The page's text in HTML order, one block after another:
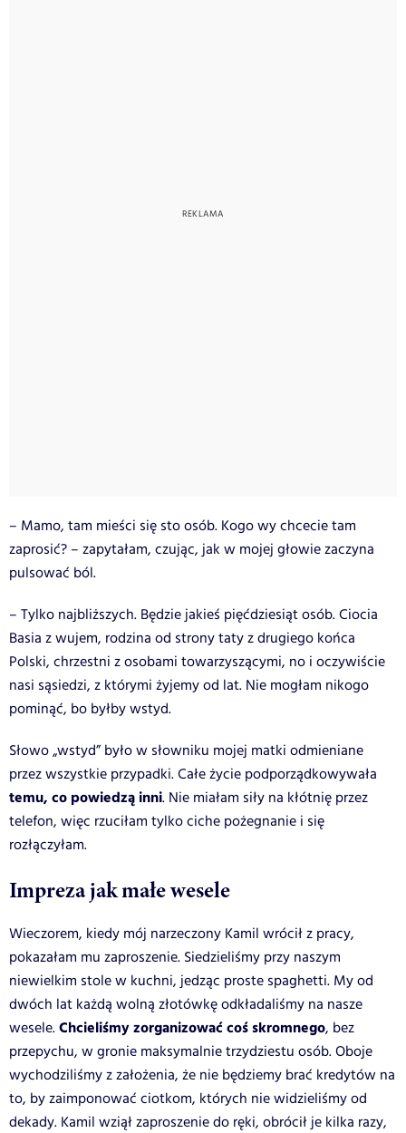
– Mamo, tam mieści się sto osób. Kogo wy chcecie tam
zaprosić? – zapytałam, czując, jak w mojej głowie zaczyna
pulsować ból.
– Tylko najbliższych. Będzie jakieś pięćdziesiąt osób. Ciocia
Basia z wujem, rodzina od strony taty z drugiego końca
Polski, chrzestni z osobami towarzyszącymi, no i oczywiście
nasi sąsiedzi, z którymi żyjemy od lat. Nie mogłam nikogo
pominąć, bo byłby wstyd.
Słowo „wstyd” było w słowniku mojej matki odmieniane
przez wszystkie przypadki. Całe życie podporządkowywała
temu, co powiedzą inni. Nie miałam siły na kłótnię przez
telefon, więc rzuciłam tylko ciche pożegnanie i się
rozłączyłam.
Impreza jak małe wesele
Wieczorem, kiedy mój narzeczony Kamil wrócił z pracy,
pokazałam mu zaproszenie. Siedzieliśmy przy naszym
niewielkim stole w kuchni, jedząc proste spaghetti. My od
dwóch lat każdą wolną złotówkę odkładaliśmy na nasze
wesele.Chcieliśmy zorganizować coś skromnego, bez
przepychu, w gronie maksymalnie trzydziestu osób. Oboje
wychodziliśmy z założenia, że nie będziemy brać kredytów na
to, by zaimponować ciotkom, których nie widzieliśmy od
dekady. Kamil wziął zaproszenie do ręki, obrócił je kilka razy,